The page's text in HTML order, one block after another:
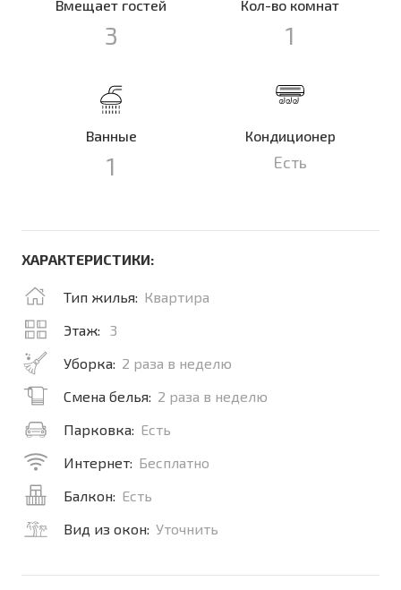
Вмещает гостей
3
Кол-во комнат
1
Ванные
1
Кондиционер
Есть
ХАРАКТЕРИСТИКИ:
Тип жилья: Квартира
Этаж:
3
Уборка: 2 раза в неделю
Смена белья: 2 раза в неделю
Парковка: Есть
Интернет: Бесплатно
Балкон: Есть
Вид из окон: Уточнить